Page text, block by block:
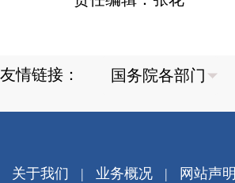
友情链接：
关于我们 | 业务概况| 网站声明